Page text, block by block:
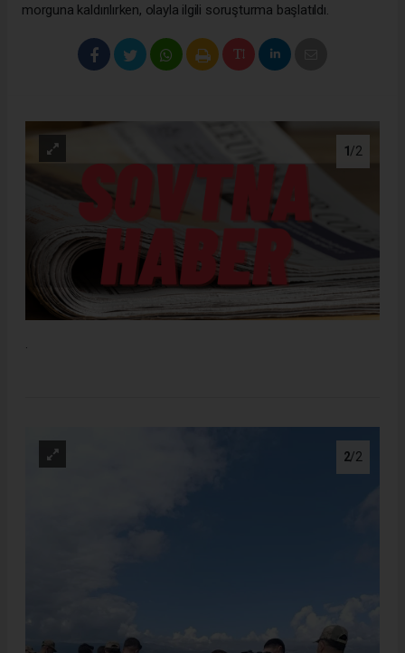
morguna kaldırılırken, olayla ilgili soruşturma başlatıldı.
1 /2
.
2/2